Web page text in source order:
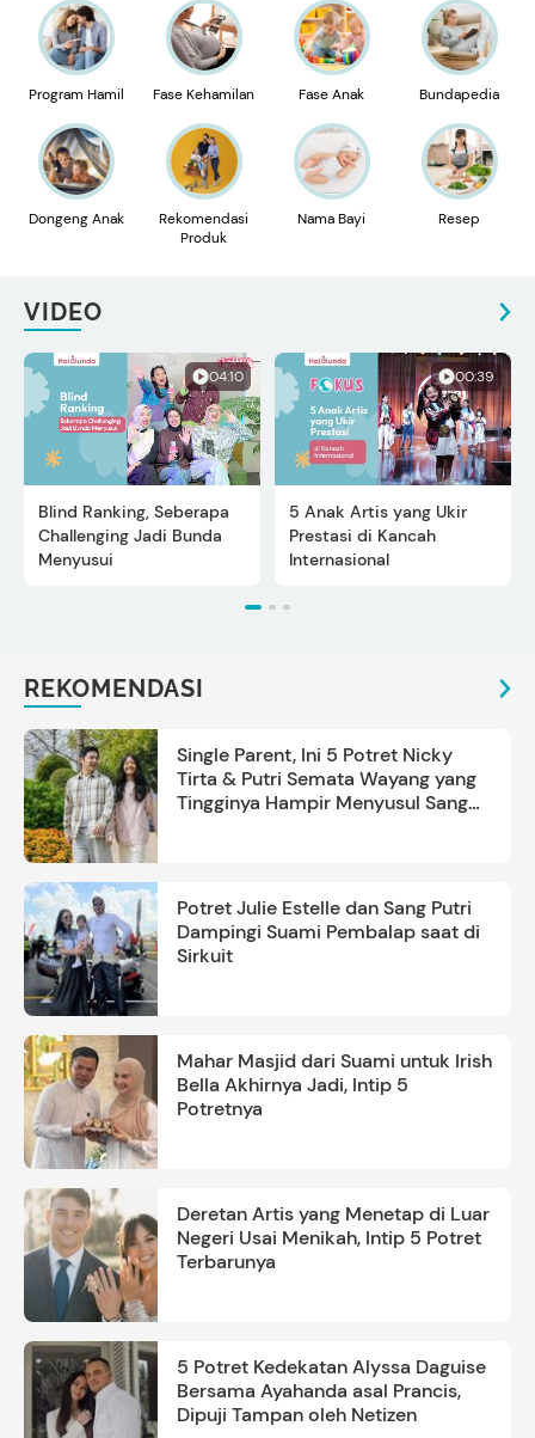
Program Hamil Fase Kehamilan Fase Anak Bundapedia
Dongeng Anak
Rekomendasi
Produk
Nama Bayi Resep
VIDEO
04:10
Blind Ranking, Seberapa
Challenging Jadi Bunda
Menyusui
00:39
5 Anak Artis yang Ukir
Prestasi di Kancah
Internasional
REKOMENDASI
Single Parent, Ini 5 Potret Nicky
Tirta & Putri Semata Wayang yang
Tingginya Hampir Menyusul Sang
Potret Julie Estelle dan Sang Putri
Dampingi Suami Pembalap saat di
Sirkuit
Mahar Masjid dari Suami untuk Irish
Bella Akhirnya Jadi, Intip 5
Potretnya
Deretan Artis yang Menetap di Luar
Negeri Usai Menikah, Intip 5 Potret
Terbarunya
5 Potret Kedekatan Alyssa Daguise
Bersama Ayahanda asal Prancis,
Dipuji Tampan oleh Netizen